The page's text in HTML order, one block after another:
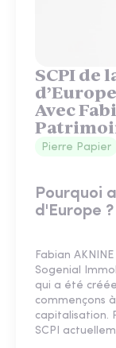
SCPI de
Avec
Pierre Papier
Pourquoi
d'Europe ?
Fabian
Sogenial
qui a été
commençons
capitalisation.
SCPI